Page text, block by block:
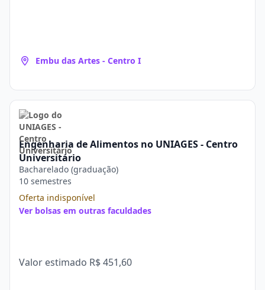
Embu das Artes - Centro I
Engenharia de Alimentos no UNIAGES - Centro
Universitário
Bacharelado (graduação)
10 semestres
Oferta indisponível
Ver bolsas em outras faculdades
Valor estimado R$ 451,60